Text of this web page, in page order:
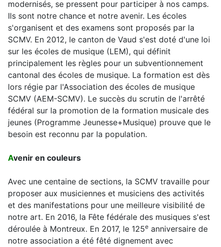
modernisés, se pressent pour participer à nos camps.
Ils sont notre chance et notre avenir. Les écoles
s'organisent et des examens sont proposés par la
SCMV. En 2012, le canton de Vaud s'est doté d'une loi
sur les écoles de musique (LEM), qui définit
principalement les règles pour un subventionnement
cantonal des écoles de musique. La formation est dès
lors régie par l'Association des écoles de musique
SCMV (AEM-SCMV). Le succès du scrutin de l'arrêté
fédéral sur la promotion de la formation musicale des
jeunes (Programme Jeunesse+Musique) prouve que le
besoin est reconnu par la population.
Avenir en couleurs
Avec une centaine de sections, la SCMV travaille pour
proposer aux musiciennes et musiciens des activités
et des manifestations pour une meilleure visibilité de
notre art. En 2016, la Fête fédérale des musiques s'est
déroulée à Montreux. En 2017, le 125e anniversaire de
notre association a été fêté dignement avec